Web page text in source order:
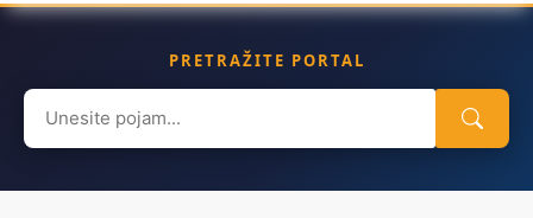
PRETRAŽITE PORTAL
Search
for: